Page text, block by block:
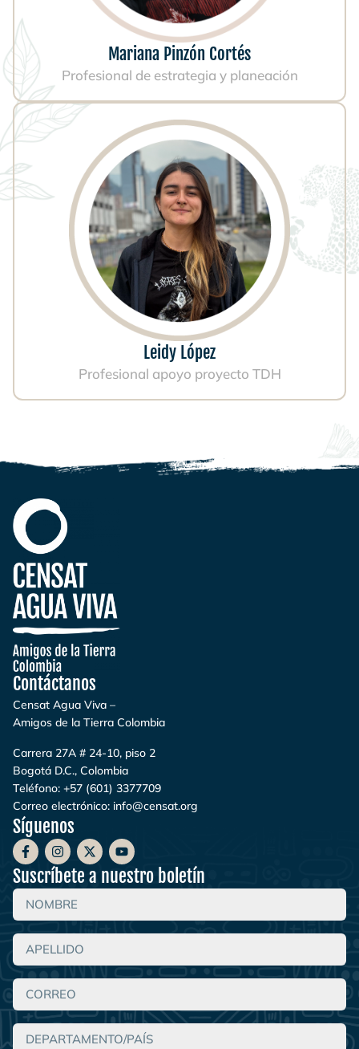
Mariana Pinzón Cortés
Profesional de estrategia y planeación
Leidy López
Profesional apoyo proyecto TDH
Contáctanos
Censat Agua Viva –
Amigos de la Tierra Colombia
Carrera 27A # 24-10, piso 2
Bogotá D.C., Colombia
Teléfono: +57 (601) 3377709
Correo electrónico: info@censat.org
Síguenos
Suscríbete a nuestro boletín